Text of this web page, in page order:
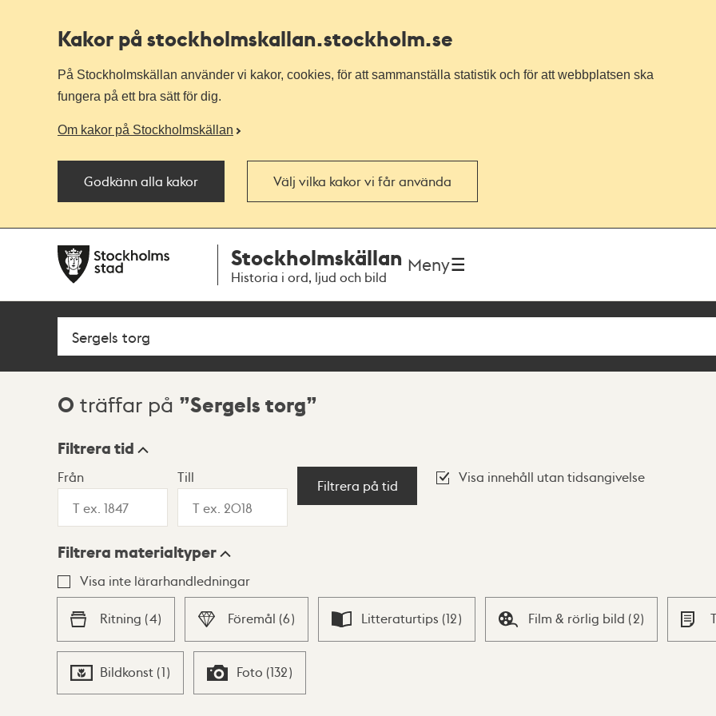
Kakor på stockholmskallan.stockholm.se
På Stockholmskällan använder vi kakor, cookies, för att sammanställa statistik och för att webbplatsen ska
fungera på ett bra sätt för dig.
Om kakor på Stockholmskällan
Godkänn alla kakor Välj vilka kakor vi får använda
navigationen
huvudinnehållet
Stockholmskällan
Historia i ord, ljud och bild
Meny
Sök
Sökresultat
0 träffar på Sergels torg
Visningsläge
Lista Karta
Filtrera tid
Från Till
Filtrera på tid
Visa innehåll utan tidsangivelse
Filtrera materialtyper
Visa inte lärarhandledningar
Ritning (4) Föremål (6) Litteraturtips (12) Film & rörlig bild (2)
Bildkonst (1) Foto (132)